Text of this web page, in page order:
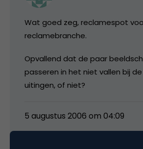
Wat goed zeg, reclamespot
reclamebranche.
Opvallend dat de paar
passeren in het niet vallen bij
uitingen, of niet?
5 augustus 2006 om 04:09